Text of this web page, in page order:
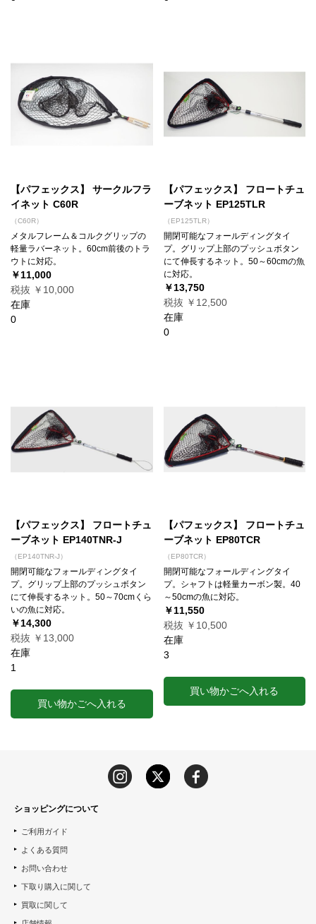
【パフェックス】 サークルフラ
イネット C60R
（C60R）
メタルフレーム＆コルクグリップの
軽量ラバーネット。60cm前後のトラ
ウトに対応。
￥11,000
税抜 ￥10,000
在庫
0
【パフェックス】 フロートチュ
ーブネット EP125TLR
（EP125TLR）
開閉可能なフォールディングタイ
プ。グリップ上部のプッシュボタン
にて伸長するネット。50～60cmの魚
に対応。
￥13,750
税抜 ￥12,500
在庫
0
【パフェックス】 フロートチュ
ーブネット EP140TNR-J
（EP140TNR-J）
開閉可能なフォールディングタイ
プ。グリップ上部のプッシュボタン
にて伸長するネット。50～70cmくら
いの魚に対応。
￥14,300
税抜 ￥13,000
在庫
1
買い物かごへ入れる
【パフェックス】 フロートチュ
ーブネット EP80TCR
（EP80TCR）
開閉可能なフォールディングタイ
プ。シャフトは軽量カーボン製。40
～50cmの魚に対応。
￥11,550
税抜 ￥10,500
在庫
3
買い物かごへ入れる
ショッピングについて
ご利用ガイド
よくある質問
お問い合わせ
下取り購入に関して
買取に関して